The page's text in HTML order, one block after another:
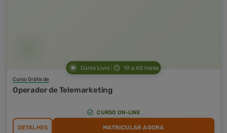
Curso Livre 10 a 60 horas
Curso Grátis de
Operador de Telemarketing
CURSO ON-LINE
DETALHES MATRICULAR AGORA